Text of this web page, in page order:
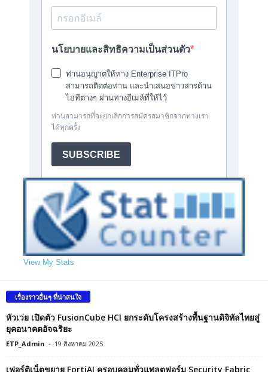
View My Stats
เรื่องราวอื่นๆ ที่น่าสนใจ
หัวเว่ย เปิดตัว FusionCube HCI ยกระดับโครงสร้างพื้นฐานดิจิทัลไทยสู่
ยุคอนาคตอัจฉริยะ
ETP_Admin - 19 สิงหาคม 2025
เฟอร์ติเน็ตขยาย FortiAI ครอบคลุมทั่วแพลตฟอร์ม Security Fabric